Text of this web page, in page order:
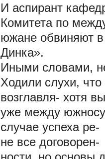
И аспирант
Комитета по
южане обвиняют
Динка».
Иными словами,
Ходили слухи,
возглавля- хотя
уже между
случае успеха ре-
не все договорен-